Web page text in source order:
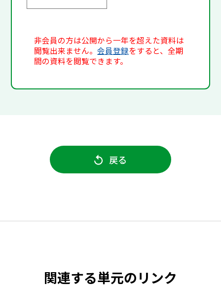
非会員の方は公開から一年を超えた資料は
閲覧出来ません。会員登録をすると、全期
間の資料を閲覧できます。
戻る
関連する単元のリンク